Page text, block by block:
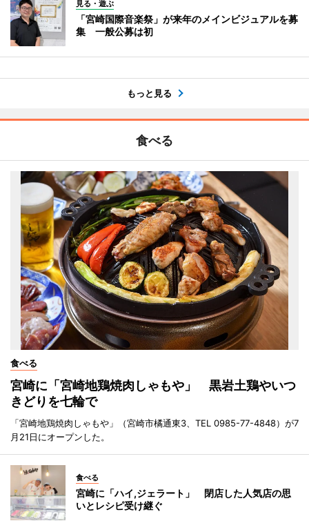
見る・遊ぶ
「宮崎国際音楽祭」が来年のメインビジュアルを募
集 一般公募は初
もっと見る
食べる
食べる
宮崎に「宮崎地鶏焼肉しゃもや」 黒岩土鶏やいつ
きどりを七輪で
「宮崎地鶏焼肉しゃもや」（宮崎市橘通東3、TEL 0985-77-4848）が7
月21日にオープンした。
食べる
宮崎に「ハイ,ジェラート」 閉店した人気店の思
いとレシピ受け継ぐ